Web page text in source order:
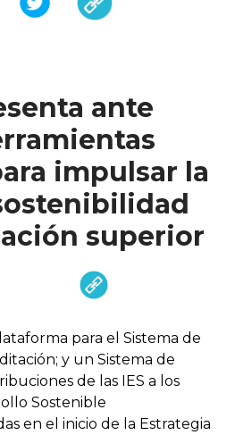
ante
impulsar la
superior
para el Sistema de
y un Sistema de
de las IES a los
Sostenible
en el inicio de la Estrategia